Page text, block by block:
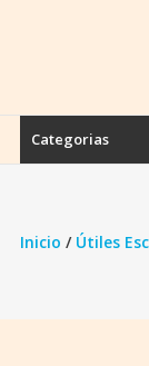
Categorias
Inicio / Útiles